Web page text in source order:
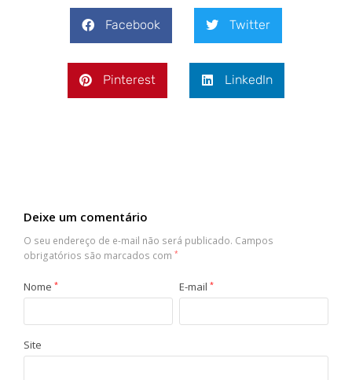
Facebook Twitter
Pinterest LinkedIn
Deixe um comentário
O seu endereço de e-mail não será publicado. Campos
obrigatórios são marcados com *
Nome * E-mail *
Site